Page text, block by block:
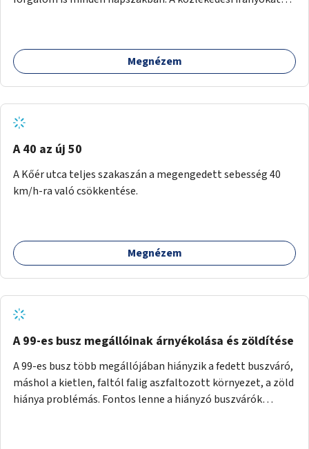
szintű növényzettel, öntözőrendszerrel, esetleg
valamilyen vizes attrakcióval ami végfut mind az 500m-en.
Megnézem
A 40 az új 50
A Kőér utca teljes szakaszán a megengedett sebesség 40
km/h-ra való csökkentése.
Megnézem
A 99-es busz megállóinak árnyékolása és zöldítése
A 99-es busz több megállójában hiányzik a fedett buszváró,
máshol a kietlen, faltól falig aszfaltozott környezet, a zöld
hiánya problémás. Fontos lenne a hiányzó buszvárók